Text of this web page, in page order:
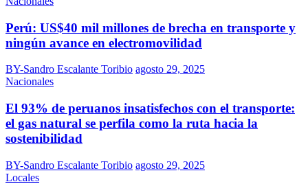
Perú: US$40 mil millones de brecha en transporte y
ningún avance en electromovilidad
BY-Sandro Escalante Toribio agosto 29, 2025
Nacionales
El 93% de peruanos insatisfechos con el transporte:
el gas natural se perfila como la ruta hacia la
sostenibilidad
BY-Sandro Escalante Toribio agosto 29, 2025
Locales